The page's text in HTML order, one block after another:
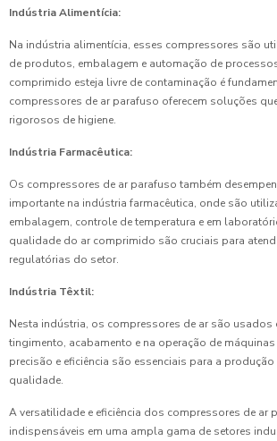
Indústria Alimentícia:
Na indústria alimentícia, esses compressores são
de produtos, embalagem e automação de
comprimido esteja livre de contaminação é
compressores de ar parafuso oferecem soluções
rigorosos de higiene.
Indústria Farmacêutica:
Os compressores de ar parafuso também
importante na indústria farmacêutica, onde são
embalagem, controle de temperatura e em
qualidade do ar comprimido são cruciais para
regulatórias do setor.
Indústria Têxtil:
Nesta indústria, os compressores de ar são usados
tingimento, acabamento e na operação de
precisão e eficiência são essenciais para a
qualidade.
A versatilidade e eficiência dos compressores de ar
indispensáveis em uma ampla gama de setores